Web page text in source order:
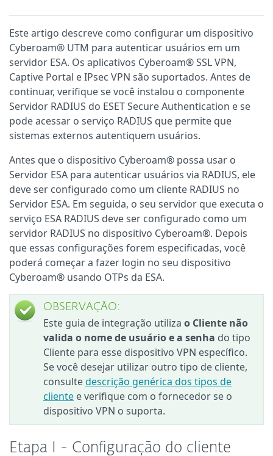
Este artigo descreve como configurar um dispositivo
Cyberoam® UTM para autenticar usuários em um
servidor ESA. Os aplicativos Cyberoam® SSL VPN,
Captive Portal e IPsec VPN são suportados. Antes de
continuar, verifique se você instalou o componente
Servidor RADIUS do ESET Secure Authentication e se
pode acessar o serviço RADIUS que permite que
sistemas externos autentiquem usuários.
Antes que o dispositivo Cyberoam® possa usar o
Servidor ESA para autenticar usuários via RADIUS, ele
deve ser configurado como um cliente RADIUS no
Servidor ESA. Em seguida, o seu servidor que executa o
serviço ESA RADIUS deve ser configurado como um
servidor RADIUS no dispositivo Cyberoam®. Depois
que essas configurações forem especificadas, você
poderá começar a fazer login no seu dispositivo
Cyberoam® usando OTPs da ESA.
OBSERVAÇÃO:
Este guia de integração utiliza o Cliente não
valida o nome de usuário e a senha do tipo
Cliente para esse dispositivo VPN específico.
Se você desejar utilizar outro tipo de cliente,
consultedescrição genérica dos tipos de
cliente e verifique com o fornecedor se o
dispositivo VPN o suporta.
Etapa I - Configuração do cliente